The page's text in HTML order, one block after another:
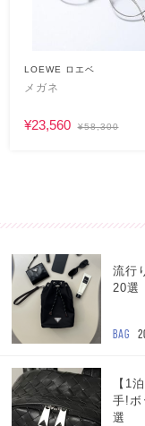
LOEWE ロエベ
メガネ
¥23,560 ¥58,300
流行
20選
BAG
【1
手!ボ
選